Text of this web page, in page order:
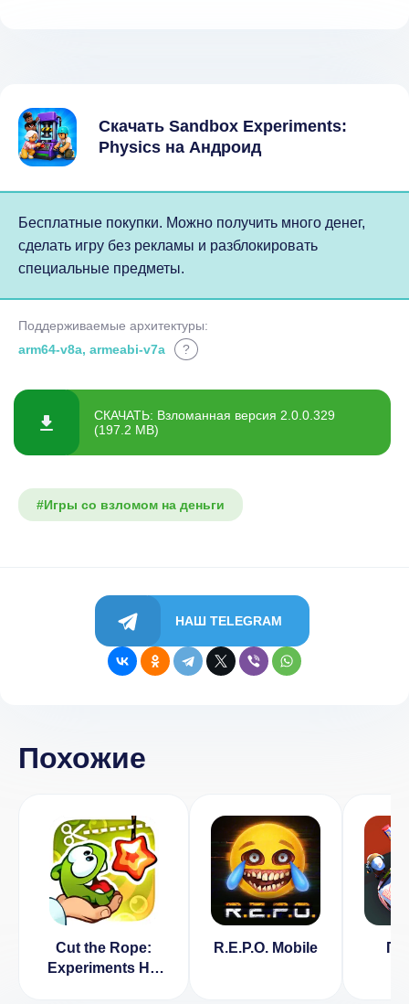
Скачать Sandbox Experiments:
Physics на Андроид
Бесплатные покупки. Можно получить много денег,
сделать игру без рекламы и разблокировать
специальные предметы.
Поддерживаемые архитектуры:
arm64-v8a, armeabi-v7a
?
СКАЧАТЬ: Взломанная версия 2.0.0.329
(197.2 MB)
#Игры со взломом на деньги
НАШ TELEGRAM
Похожие
Cut the Rope:
Experiments HD
R.E.P.O. Mobile